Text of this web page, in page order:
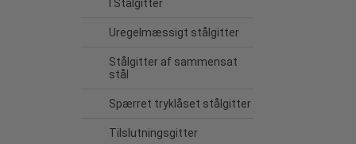
I Stålgitter
Uregelmæssigt stålgitter
Stålgitter af sammensat
stål
Spærret tryklåset stålgitter
Tilslutningsgitter